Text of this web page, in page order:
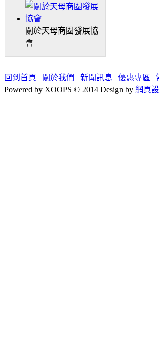
關於天母商圈發展協
會
回到首頁 | 關於我們 | 新聞訊息 | 優惠專區 |
Powered by XOOPS © 2014 Design by 網頁